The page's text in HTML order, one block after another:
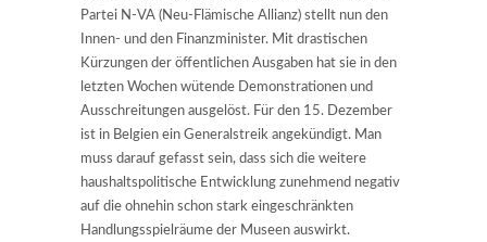
Partei N-VA (Neu-Flämische Allianz) stellt nun den
Innen- und den Finanzminister. Mit drastischen
Kürzungen der öffentlichen Ausgaben hat sie in den
letzten Wochen wütende Demonstrationen und
Ausschreitungen ausgelöst. Für den 15. Dezember
ist in Belgien ein Generalstreik angekündigt. Man
muss darauf gefasst sein, dass sich die weitere
haushaltspolitische Entwicklung zunehmend negativ
auf die ohnehin schon stark eingeschränkten
Handlungsspielräume der Museen auswirkt.